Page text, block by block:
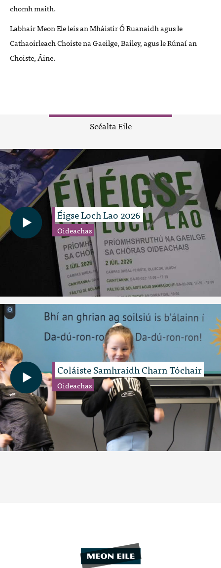
chomh maith.
Labhair Meon Ele leis an Mháistir Ó Ruanaidh agus le
Cathaoirleach Choiste na Gaeilge, Bailey, agus le Rúnaí an
Choiste, Áine.
Scéalta Eile
Éigse Loch Lao 2026
Oideachas
Coláiste Samhraidh Charn Tóchair
Oideachas